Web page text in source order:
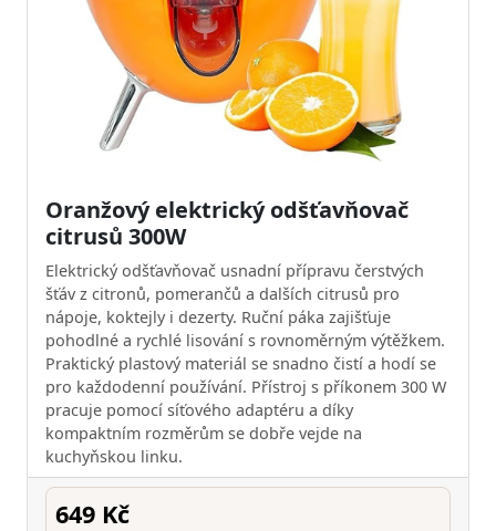
Oranžový elektrický odšťavňovač
citrusů 300W
Elektrický odšťavňovač usnadní přípravu čerstvých
šťáv z citronů, pomerančů a dalších citrusů pro
nápoje, koktejly i dezerty. Ruční páka zajišťuje
pohodlné a rychlé lisování s rovnoměrným výtěžkem.
Praktický plastový materiál se snadno čistí a hodí se
pro každodenní používání. Přístroj s příkonem 300 W
pracuje pomocí síťového adaptéru a díky
kompaktním rozměrům se dobře vejde na
kuchyňskou linku.
649 Kč